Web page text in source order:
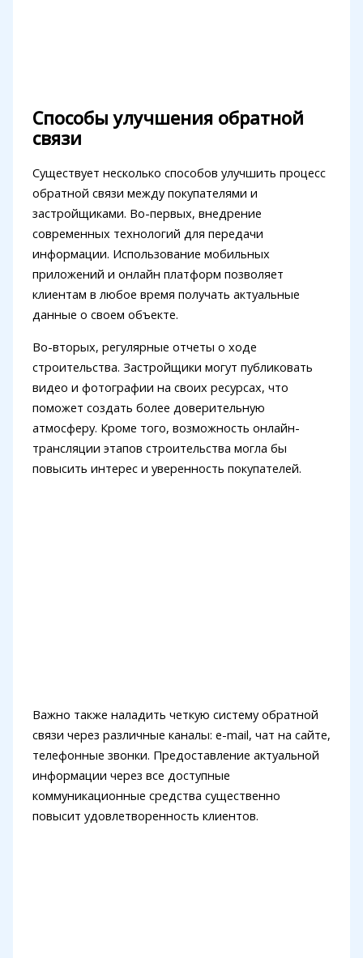
Способы улучшения обратной
связи
Существует несколько способов улучшить процесс
обратной связи между покупателями и
застройщиками. Во-первых, внедрение
современных технологий для передачи
информации. Использование мобильных
приложений и онлайн платформ позволяет
клиентам в любое время получать актуальные
данные о своем объекте.
Во-вторых, регулярные отчеты о ходе
строительства. Застройщики могут публиковать
видео и фотографии на своих ресурсах, что
поможет создать более доверительную
атмосферу. Кроме того, возможность онлайн-
трансляции этапов строительства могла бы
повысить интерес и уверенность покупателей.
Важно также наладить четкую систему обратной
связи через различные каналы: e-mail, чат на сайте,
телефонные звонки. Предоставление актуальной
информации через все доступные
коммуникационные средства существенно
повысит удовлетворенность клиентов.